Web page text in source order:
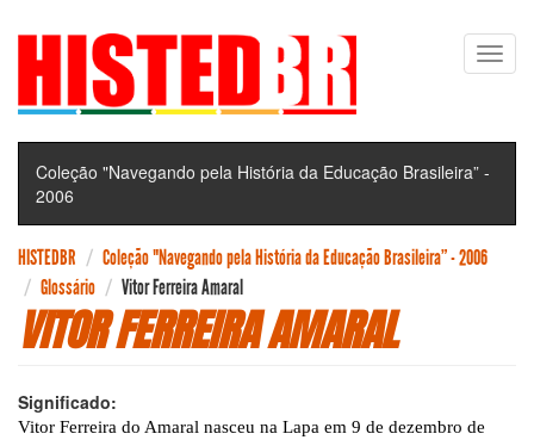
Pular
conteúdo
Coleção "Navegando pela História da Educação Brasileira” -
2006
HISTEDBR
Coleção "Navegando pela História da Educação Brasileira” - 2006
Glossário
Vitor Ferreira Amaral
VITOR FERREIRA AMARAL
Significado:
Vitor Ferreira do Amaral nasceu na Lapa em 9 de dezembro de